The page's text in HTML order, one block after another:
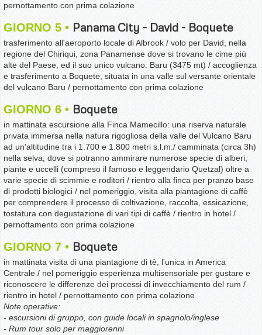
pernottamento con prima colazione
GIORNO 5 Panama City - David - Boquete
trasferimento all'aeroporto locale di Albrook / volo per David, nella
regione del Chiriqui, zona Panamense dove si trovano le cime più
alte del Paese, ed il suo unico vulcano: Baru (3475 mt) / accoglienza
e trasferimento a Boquete, situata in una valle sul versante orientale
del vulcano Baru / pernottamento con prima colazione
GIORNO 6 Boquete
in mattinata escursione alla Finca Mamecillo: una riserva naturale
privata immersa nella natura rigogliosa della valle del Vulcano Baru
ad un'altitudine tra i 1.700 e 1.800 metri s.l.m./ camminata (circa 3h)
nella selva, dove si potranno ammirare numerose specie di alberi,
piante e uccelli (compreso il famoso e leggendario Quetzal) oltre a
varie specie di scimmie e roditori / rientro alla finca per pranzo base
di prodotti biologici / nel pomeriggio, visita alla piantagione di caffè
per comprendere il processo di coltivazione, raccolta, essicazione,
tostatura con degustazione di vari tipi di caffè / rientro in hotel /
pernottamento con prima colazione
GIORNO 7 Boquete
in mattinata visita di una piantagione di tè, l'unica in America
Centrale / nel pomeriggio esperienza multisensoriale per gustare e
riconoscere le differenze dei processi di invecchiamento del rum /
rientro in hotel / pernottamento con prima colazione
Note operative:
- escursioni di gruppo, con guide locali in spagnolo/inglese
- Rum tour solo per maggiorenni